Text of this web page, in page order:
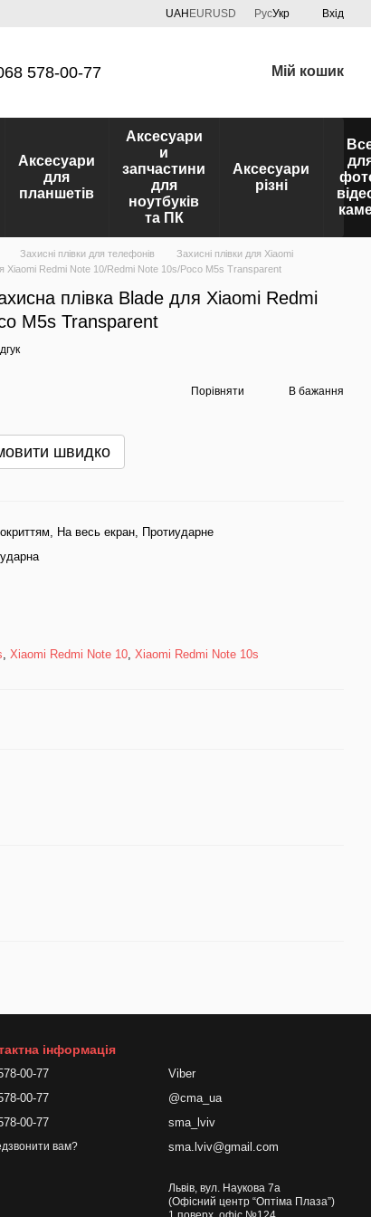
UAH EURUSD РусУкр Вхід
578-00-77 Мій кошик
Аксесуари
для
планшетів
Аксесуари
и
запчастини
для
ноутбуків
та ПК
Аксесуари
різні
Захисні плівки для телефонів
Захисні плівки для Xiaomi
Xiaomi Redmi Note 10/Redmi Note 10s/Poco M5s Transparent
плівка Blade для Xiaomi Redmi
M5s Transparent
Порівняти В бажання
швидко
На весь екран, Протиударне
, Xiaomi Redmi Note 10, Xiaomi Redmi Note 10s
інформація
00-77
00-77
00-77
вам?
Viber
@cma_ua
sma_lviv
sma.lviv@gmail.com
Львів, вул. Наукова 7а
(Офісний центр “Оптіма Плаза”)